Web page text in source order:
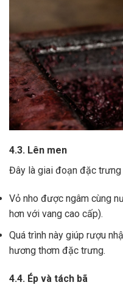
4.3. Lên men
Đây là giai đoạn đặc trưng
Vỏ nho được ngâm cùng
hơn với vang cao cấp).
Quá trình này giúp rượu
hương thơm đặc trưng.
4.4. Ép và tách bã